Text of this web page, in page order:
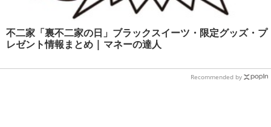
不二家「裏不二家の日」ブラックスイーツ・限定グッズ・プ
レゼント情報まとめ | マネーの達人
Recommended by